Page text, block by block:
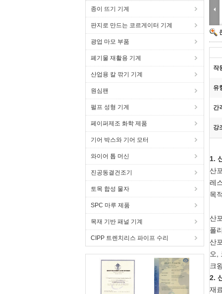
종이 뜨기 기계
판지로 만드는 코르게이터 기계
광업 마모 부품
폐기물 재활용 기계
산업용 칼 깎기 기계
원심팬
펄프 성형 기계
페이퍼제조 화학 제품
기어 박스와 기어 모터
와이어 톱 머신
진공동결건조기
토목 합성 물자
SPC 마루 제품
목재 기반 패널 기계
CIPP 트렌치리스 파이프 수리
작
유
간
강
1.
산
레
목
산
폴
산
오,
크
2.
재